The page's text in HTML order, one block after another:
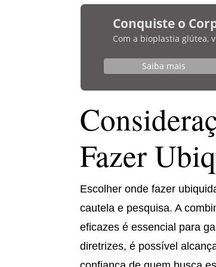
Conquiste o
Com a bioplastia glútea,
Saiba mais
Fazer
Escolher onde fazer
cautela e pesquisa. A
eficazes é essencial para
diretrizes, é possível